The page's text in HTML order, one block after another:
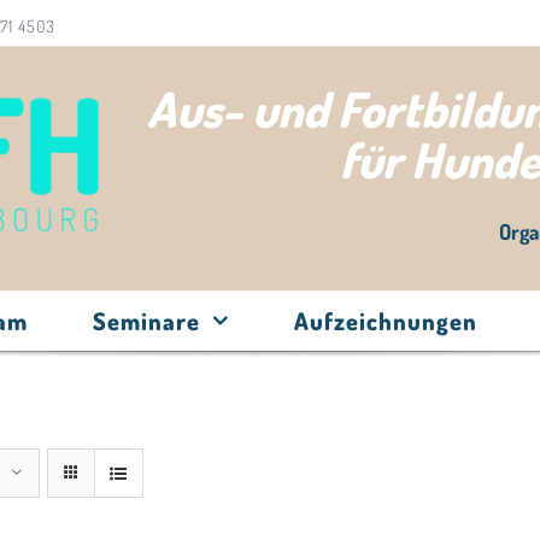
4503
Aus- und
für
Seminare Aufzeichnungen